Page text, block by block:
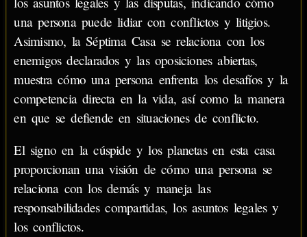
una persona puede lidiar con conflictos y litigios.
Asimismo, la Séptima Casa se relaciona con los
enemigos declarados y las oposiciones abiertas,
muestra cómo una persona enfrenta los desafíos y la
competencia directa en la vida, así como la manera
en que se defiende en situaciones de conflicto.
El signo en la cúspide y los planetas en esta casa
proporcionan una visión de cómo una persona se
relaciona con los demás y maneja las
responsabilidades compartidas, los asuntos legales y
los conflictos.